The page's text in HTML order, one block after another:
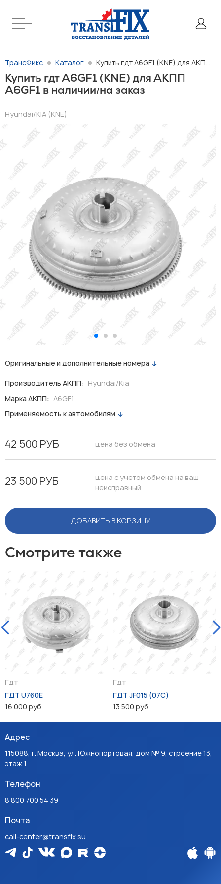
ТрансФикс Каталог Купить гдт A6GF1 (KNE) для АКПП A6GF1 в наличии/на заказ
Купить гдт A6GF1 (KNE) для АКПП
A6GF1 в наличии/на заказ
Hyundai/KIA (KNE)
Оригинальные и дополнительные номера
Производитель АКПП: Hyundai/Kia
Марка АКПП: A6GF1
Применяемость к автомобилям
42 500 РУБ цена без обмена
23 500 РУБ
цена с учетом обмена на ваш
неисправный
ДОБАВИТЬ В КОРЗИНУ
Смотрите также
Гдт
ГДТ U760E
16 000 руб
Гдт
ГДТ JF015 (07C)
13 500 руб
Адрес
115088, г. Москва, ул. Южнопортовая, дом № 9, строение 13,
этаж 1
Телефон
8 800 700 54 39
Почта
call-center@transfix.su